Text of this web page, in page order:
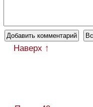
Наверх ↑